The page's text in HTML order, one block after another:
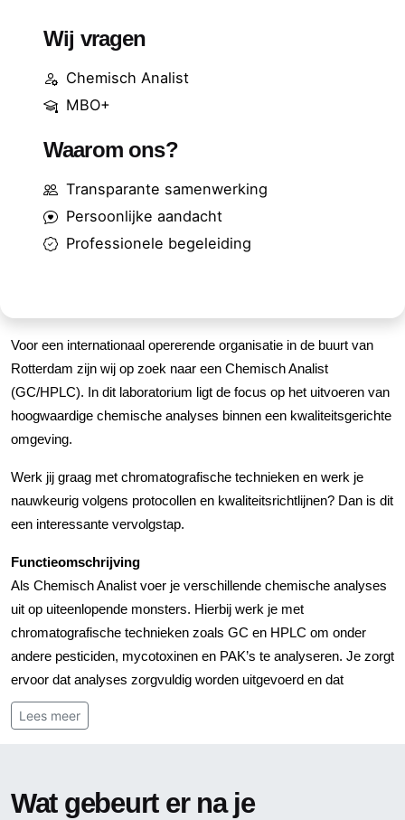
Wij vragen
Chemisch Analist
MBO+
Waarom ons?
Transparante samenwerking
Persoonlijke aandacht
Professionele begeleiding
Voor een internationaal opererende organisatie in de buurt van
Rotterdam zijn wij op zoek naar een Chemisch Analist
(GC/HPLC). In dit laboratorium ligt de focus op het uitvoeren van
hoogwaardige chemische analyses binnen een kwaliteitsgerichte
omgeving.
Werk jij graag met chromatografische technieken en werk je
nauwkeurig volgens protocollen en kwaliteitsrichtlijnen? Dan is dit
een interessante vervolgstap.
Functieomschrijving
Als Chemisch Analist voer je verschillende chemische analyses
uit op uiteenlopende monsters. Hierbij werk je met
chromatografische technieken zoals GC en HPLC om onder
andere pesticiden, mycotoxinen en PAK’s te analyseren. Je zorgt
ervoor dat analyses zorgvuldig worden uitgevoerd en dat
resultaten correct worden geregistreerd en gerapporteerd.
collega’s zorg voor een gestructureerde en efficiënte
Lees meer
Wat gebeurt er na je